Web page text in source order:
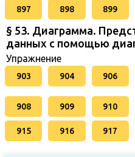
897 898 899
§ 53. Диаграмма.
данных с помощью
Упражнение
903 904 906
908 909 910
915 916 917